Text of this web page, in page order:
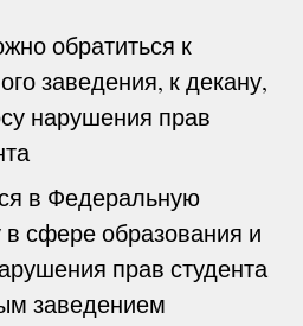
обратиться к
заведения, к декану,
нарушения прав
в Федеральную
сфере образования и
прав студента
заведением